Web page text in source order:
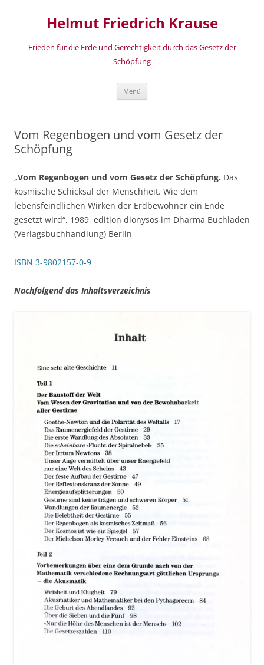
springenHelmut Friedrich Krause
Frieden für die Erde und Gerechtigkeit durch das Gesetz der
Schöpfung
Menü
Vom Regenbogen und vom Gesetz der
Schöpfung
„Vom Regenbogen und vom Gesetz der Schöpfung. Das
kosmische Schicksal der Menschheit. Wie dem
lebensfeindlichen Wirken der Erdbewohner ein Ende
gesetzt wird“, 1989, edition dionysos im Dharma Buchladen
(Verlagsbuchhandlung) Berlin
ISBN 3-9802157-0-9
Nachfolgend das Inhaltsverzeichnis